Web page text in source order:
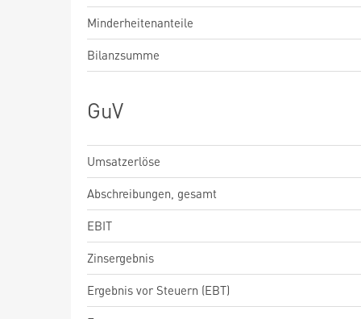
Minderheitenanteile
Bilanzsumme
GuV
Umsatzerlöse
Abschreibungen, gesamt
EBIT
Zinsergebnis
Ergebnis vor Steuern (EBT)